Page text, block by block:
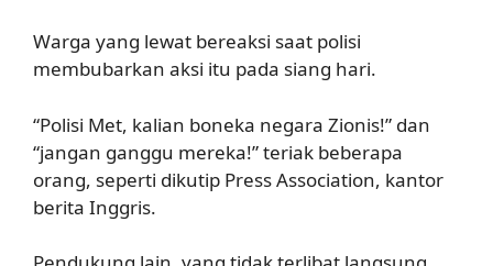
Warga yang lewat bereaksi saat polisi
membubarkan aksi itu pada siang hari.
“Polisi Met, kalian boneka negara Zionis!” dan
“jangan ganggu mereka!” teriak beberapa
orang, seperti dikutip Press Association, kantor
berita Inggris.